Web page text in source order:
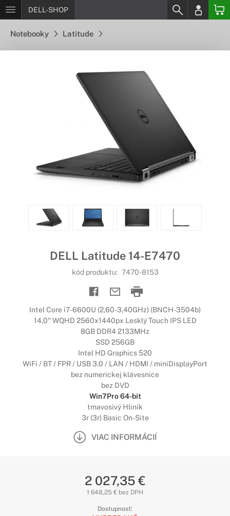
DELL-SHOP
Notebooky Latitude
DELL Latitude 14-E7470
kód produktu: 7470-8153
Intel Core i7-6600U (2,60-3,40GHz) (BNCH-3504b)
14,0" WQHD 2560x1440px Lesklý Touch IPS LED
8GB DDR4 2133MHz
SSD 256GB
Intel HD Graphics 520
WiFi / BT / FPR / USB 3.0 / LAN / HDMI / miniDisplayPort
bez numerickej klávesnice
bez DVD
Win7Pro 64-bit
tmavosivý Hliník
3r (3r) Basic On-Site
VIAC INFORMÁCIÍ
2 027,35 €
1 648,25 € bez DPH
Dostupnosť: